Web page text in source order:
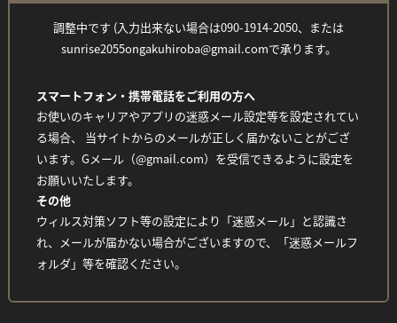
調整中です (入力出来ない場合は090-1914-2050、または
sunrise2055ongakuhiroba@gmail.comで承ります。
スマートフォン・携帯電話をご利用の方へ
お使いのキャリアやアプリの迷惑メール設定等を設定されてい
る場合、 当サイトからのメールが正しく届かないことがござ
います。Gメール（@gmail.com）を受信できるように設定を
お願いいたします。
その他
ウィルス対策ソフト等の設定により「迷惑メール」と認識さ
れ、メールが届かない場合がございますので、「迷惑メールフ
ォルダ」等を確認ください。
Facebook
Twitter
Line